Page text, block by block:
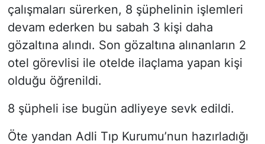
çalışmaları sürerken, 8 şüphelinin işlemleri
devam ederken bu sabah 3 kişi daha
gözaltına alındı. Son gözaltına alınanların 2
otel görevlisi ile otelde ilaçlama yapan kişi
olduğu öğrenildi.
8 şüpheli ise bugün adliyeye sevk edildi.
Öte yandan Adli Tıp Kurumu’nun hazırladığı